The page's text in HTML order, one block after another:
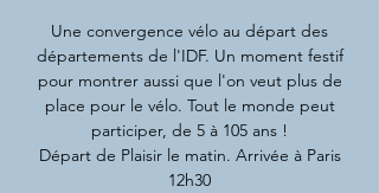
Une convergence vélo au départ des
départements de l'IDF. Un moment festif
pour montrer aussi que l'on veut plus de
place pour le vélo. Tout le monde peut
participer, de 5 à 105 ans !
Départ de Plaisir le matin. Arrivée à Paris
12h30